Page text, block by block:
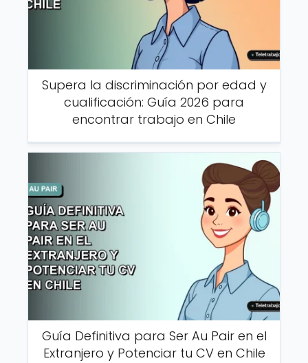
Supera la discriminación por edad y
cualificación: Guía 2026 para
encontrar trabajo en Chile
Guía Definitiva para Ser Au Pair en el
Extranjero y Potenciar tu CV en Chile